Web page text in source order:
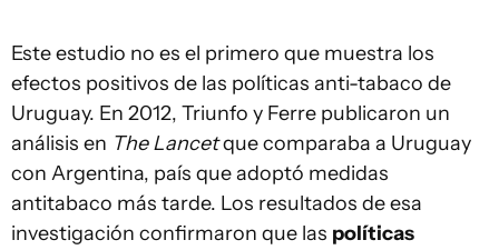
Este estudio no es el primero que muestra los
efectos positivos de las políticas anti-tabaco de
Uruguay. En 2012, Triunfo y Ferre publicaron un
análisis en The Lancetque comparaba a Uruguay
con Argentina, país que adoptó medidas
antitabaco más tarde. Los resultados de esa
investigación confirmaron que las políticas